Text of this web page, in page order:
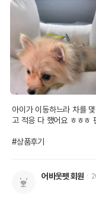
아이가 이동하느라 차를
고 적응 다 했어요 ㅎㅎㅎ
#상품후기
어바웃펫 회원